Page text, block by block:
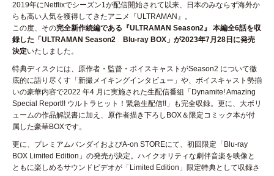
2019年にNetflixでシーズン1が配信開始されて以来、日本のみならず海外か
らも高い人気を獲得してきたアニメ『ULTRAMAN』。
この度、その完全新作続編である『ULTRAMAN Season2』 本編全6話を収
録した「ULTRAMAN Season2 Blu-ray BOX」が2023年7月28日に発売
決定いたしました。
特典ディスクには、原作者・監督・ボイスキャストがSeason2 について徹
底的に語り尽くす「新撮メイキングインタビュー」や、ボイスキャスト勢揃
いの豪華内容で2022 年4 月に実施された生配信番組「Dynamite! Amazing
Special Report!! ウルトラヒット！緊急生配信!!」も完全収録。更に、大ボリ
ュームの作品解説書に加え、原作者描き下ろしBOX＆限定コミック本が付
属した豪華BOXです。
更に、プレミアムバンダイおよびA-on STOREにて、初回限定「Blu-ray
BOX Limited Edition」の発売が決定。ハイクオリティな劇伴音楽を映像と
ともに楽しめるサウンドビデオが「Limited Edition」限定特典として収録さ